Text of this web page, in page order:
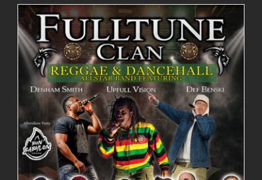
FACEBOOK
YOUTUBE